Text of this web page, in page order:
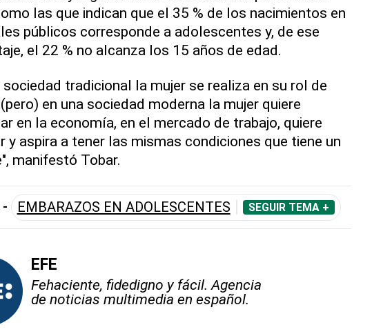
las que indican que el 35 % de los nacimientos en
públicos corresponde a adolescentes y, de ese
el 22 % no alcanza los 15 años de edad.
sociedad tradicional la mujer se realiza en su rol de
en una sociedad moderna la mujer quiere
en la economía, en el mercado de trabajo, quiere
y aspira a tener las mismas condiciones que tiene un
manifestó Tobar.
- EMBARAZOS EN ADOLESCENTES SEGUIR TEMA +
EFE
Fehaciente, fidedigno y fácil. Agencia
de noticias multimedia en español.